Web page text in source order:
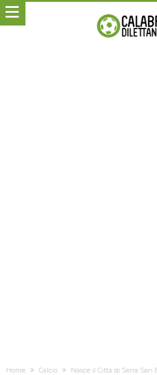
Home Calcio
Nasce il Città di Serra